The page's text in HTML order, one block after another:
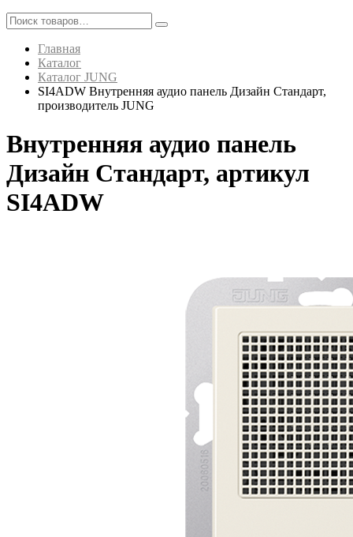
Главная
Каталог
Каталог JUNG
SI4ADW Внутренняя аудио панель Дизайн Стандарт,
производитель JUNG
Внутренняя аудио панель
Дизайн Стандарт, артикул
SI4ADW